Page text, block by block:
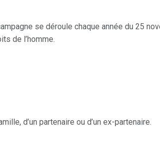
se déroule chaque année du 25
de l’homme.
d’un partenaire ou d’un ex-partenaire.